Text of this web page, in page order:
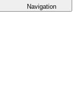
Navigation